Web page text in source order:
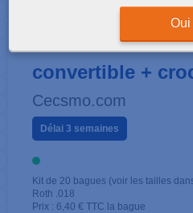
Oui
16/26 - Roth .018
convertible +
Cecsmo.com
Délai 3 semaines
Kit de 20 bagues (voir les tailles
Roth .018
Prix : 6,40 € TTC la bague